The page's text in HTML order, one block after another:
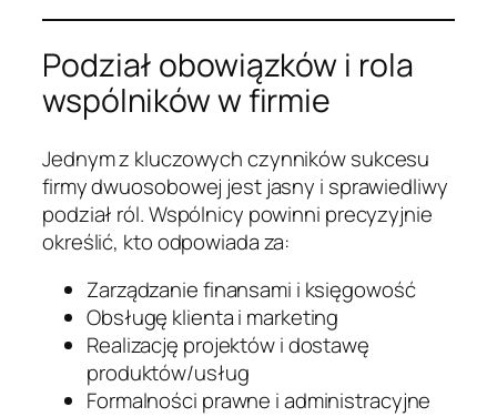
Podział obowiązków i rola
wspólników w firmie
Jednym z kluczowych czynników sukcesu
firmy dwuosobowej jest jasny i sprawiedliwy
podział ról. Wspólnicy powinni precyzyjnie
określić, kto odpowiada za:
Zarządzanie finansami i księgowość
Obsługę klienta i marketing
Realizację projektów i dostawę
produktów/usług
Formalności prawne i administracyjne